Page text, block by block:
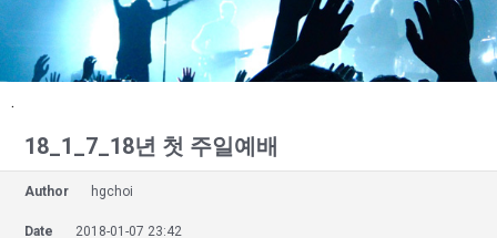
.
18_1_7_18년 첫 주일예배
Author hgchoi
Date 2018-01-07 23:42